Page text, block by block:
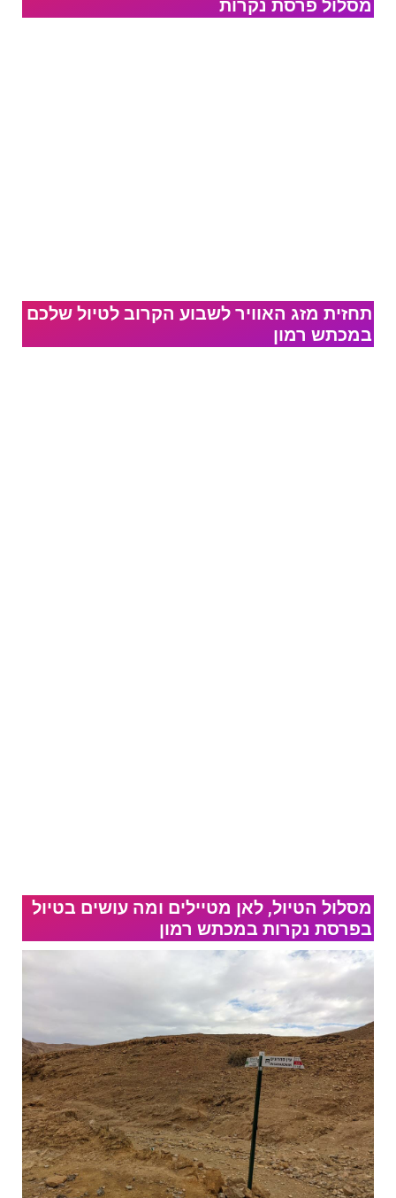
מסלול פרסת נקרות
תחזית מזג האוויר לשבוע הקרוב לטיול שלכם
במכתש רמון
מסלול הטיול, לאן מטיילים ומה עושים בטיול
בפרסת נקרות במכתש רמון